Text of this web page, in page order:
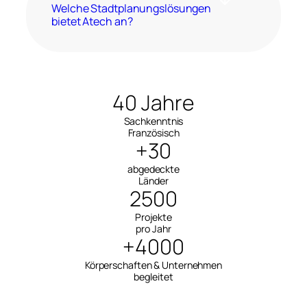
Welche Stadtplanungslösungen
bietet Atech an?
40 Jahre
Sachkenntnis
Französisch
+30
abgedeckte
Länder
2500
Projekte
pro Jahr
+4000
Körperschaften & Unternehmen
begleitet